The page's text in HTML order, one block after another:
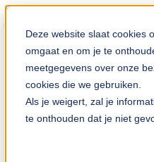
Deze website slaat cookies
omgaat en om je te
meetgegevens over onze
cookies die we gebruiken.
Als je weigert, zal je
te onthouden dat je niet
Solution Finder
TKM App